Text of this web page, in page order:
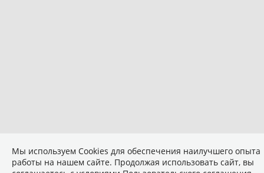
Мы используем Сookies для обеспечения наилучшего опыта
работы на нашем сайте. Продолжая использовать сайт, вы